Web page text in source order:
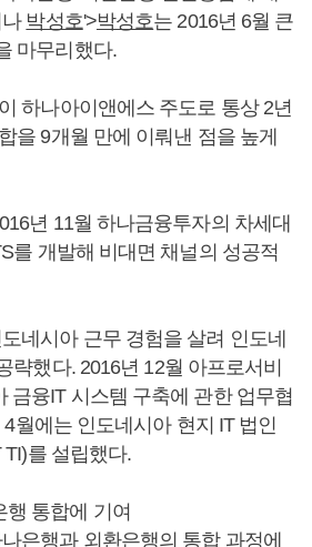
박성호'>박성호는 2016년 6월 큰
마무리했다.
하나아이앤에스 주도로 통상 2년
을 9개월 만에 이뤄낸 점을 높게
년 11월 하나금융투자의 차세대
를 개발해 비대면 채널의 성공적
네시아 근무 경험을 살려 인도네
략했다. 2016년 12월 아프로서비
금융IT 시스템 구축에 관한 업무협
월에는 인도네시아 현지 IT 법인
를 설립했다.
통합에 기여
은행과 외환은행의 통합 과정에